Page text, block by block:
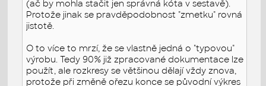
(ač by mohla stačit jen správná kóta v sestavě).
Protože jinak se pravděpodobnost "zmetku" rovná
jistotě.
O to více to mrzí, že se vlastně jedná o "typovou"
výrobu. Tedy 90% již zpracované dokumentace lze
použít, ale rozkresy se většinou dělají vždy znova,
protože při změně ořezu konce se původní výkres